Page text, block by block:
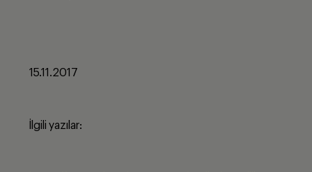
15.11.2017
İlgili yazılar: